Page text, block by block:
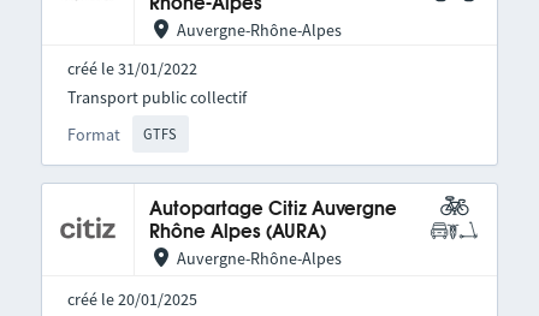
Rhône-Alpes
Auvergne-Rhône-Alpes
créé le 31/01/2022
Format GTFS
Transport public collectif
Autopartage Citiz Auvergne
Rhône Alpes (AURA)
Auvergne-Rhône-Alpes
créé le 20/01/2025